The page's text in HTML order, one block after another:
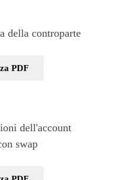
della controparte
PDF
dell'account
swap